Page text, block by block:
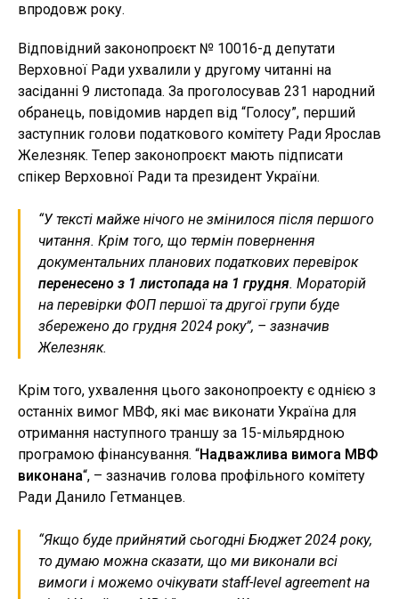
впродовж року.
Відповідний законопроєкт № 10016-д депутати
Верховної Ради ухвалили у другому читанні на
засіданні 9 листопада. За проголосував 231 народний
обранець, повідомив нардеп від “Голосу”, перший
заступник голови податкового комітету Ради Ярослав
Железняк. Тепер законопроєкт мають підписати
спікер Верховної Ради та президент України.
“У тексті майже нічого не змінилося після першого
читання. Крім того, що термін повернення
документальних планових податкових перевірок
перенесено з 1 листопада на 1 грудня. Мораторій
на перевірки ФОП першої та другої групи буде
збережено до грудня 2024 року”, – зазначив
Железняк.
Крім того, ухвалення цього законопроекту є однією з
останніх вимог МВФ, які має виконати Україна для
отримання наступного траншу за 15-мільярдною
програмою фінансування. “Надважлива вимога МВФ
виконана“, – зазначив голова профільного комітету
Ради Данило Гетманцев.
“Якщо буде прийнятий сьогодні Бюджет 2024 року,
то думаю можна сказати, що ми виконали всі
вимоги і можемо очікувати staff-level agreement на